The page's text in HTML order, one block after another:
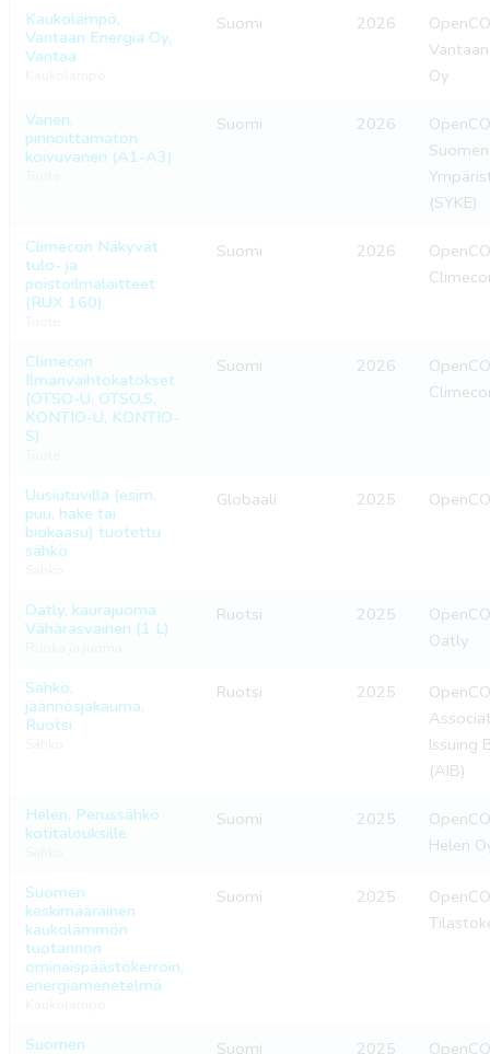
Kaukolämpö,
Vantaan Energia Oy,
Vantaa
Suomi 2026
Oy
Vaneri,
pinnoittamaton
koivuvaneri (A1-A3)
Suomi 2026
Suomen
(SYKE)
Climecon Näkyvät
tulo- ja
poistoilmalaitteet
(RUX 160)
Suomi 2026
Climecon
Ilmanvaihtokatokset
(OTSO-U, OTSO,S,
KONTIO-U, KONTIO-
S)
Suomi 2026
Uusiutuvilla (esim.
puu, hake tai
biokaasu) tuotettu
sähkö
Globaali 2025
Oatly, kaurajuoma
Vähärasvainen (1 L)
Ruotsi 2025
Oatly
Sähkö,
jäännösjakauma,
Ruotsi
Ruotsi 2025
Issuing
(AIB)
Helen, Perussähkö
kotitalouksille
Suomi 2025
Helen
Suomen
keskimääräinen
kaukolämmön
tuotannon
ominaispäästökerroin,
energiamenetelmä
Suomi 2025
Suomen
Suomi 2025